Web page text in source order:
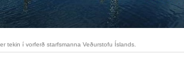
tekin í vorferð starfsmanna Veðurstofu Íslands.